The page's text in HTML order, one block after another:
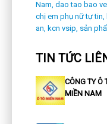
Nam, dao tao bao
chị em phụ nữ tự tin,
an, kcn vsip, sản
TIN TỨC
CÔNG TY Ô
MIỀN NAM